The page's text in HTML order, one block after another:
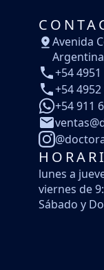
Avenida
Argentina
+54
+54
+54 911
lunes a
viernes de
Sábado y